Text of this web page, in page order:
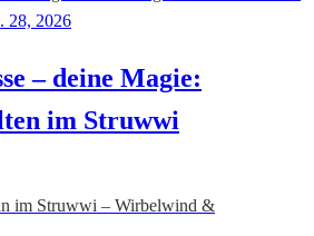
28, 2026
– deine Magie:
im Struwwi